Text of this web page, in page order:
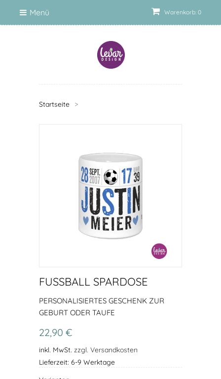
Warenkorb: 0
Menü
Startseite >
FUSSBALL SPARDOSE
PERSONALISIERTES GESCHENK ZUR
GEBURT ODER TAUFE
22,90 €
inkl. MwSt. zzgl. Versandkosten
Lieferzeit: 6-9 Werktage